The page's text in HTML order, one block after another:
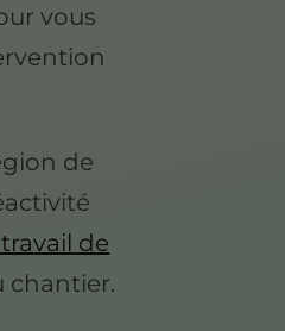
vous
de
de
chantier.